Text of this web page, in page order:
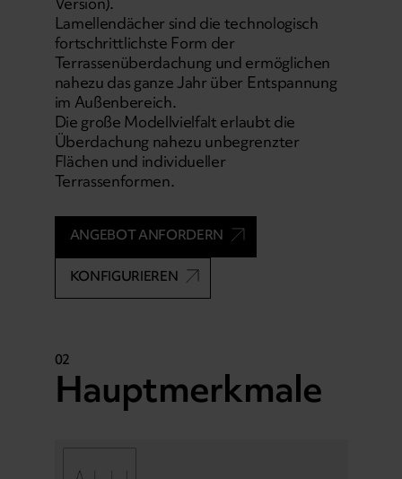
Lamellendächer sind die technologisch
fortschrittlichste Form der
Terrassenüberdachung und ermöglichen
nahezu das ganze Jahr über Entspannung
im Außenbereich.
Die große Modellvielfalt erlaubt die
Überdachung nahezu unbegrenzter
Flächen und individueller
Terrassenformen.
ANGEBOT ANFORDERN
KONFIGURIEREN
02
Hauptmerkmale